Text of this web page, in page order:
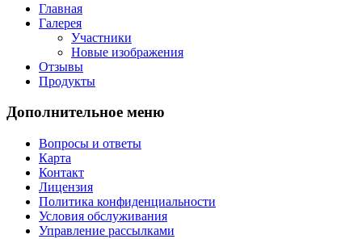
Главная
Галерея
Участники
Новые изображения
Отзывы
Продукты
Дополнительное меню
Вопросы и ответы
Карта
Контакт
Лицензия
Политика конфиденциальности
Условия обслуживания
Управление рассылками